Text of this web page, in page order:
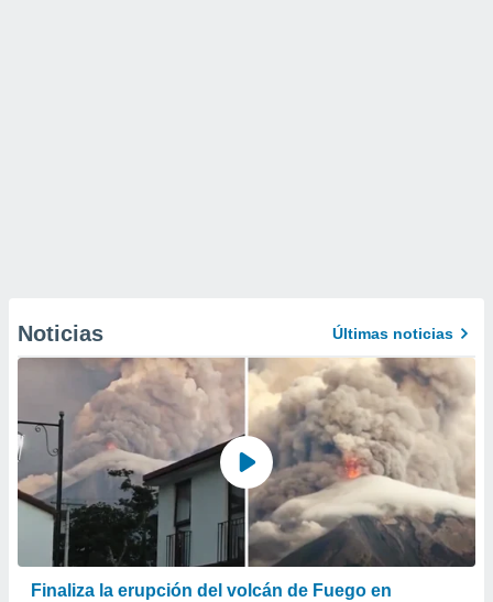
Noticias Últimas noticias
Finaliza la erupción del volcán de Fuego en